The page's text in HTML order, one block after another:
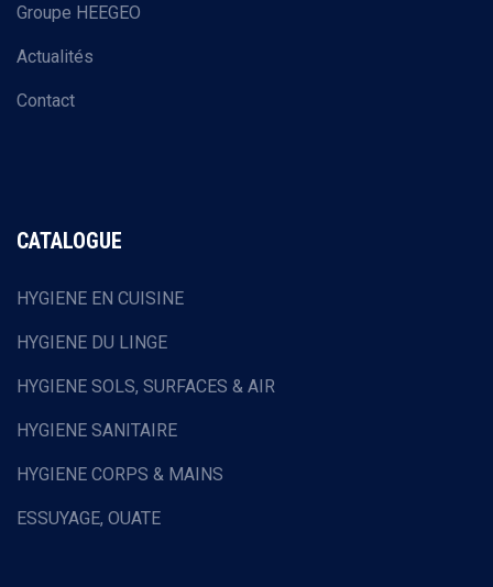
Groupe HEEGEO
Actualités
Contact
CATALOGUE
HYGIENE EN CUISINE
HYGIENE DU LINGE
HYGIENE SOLS, SURFACES & AIR
HYGIENE SANITAIRE
HYGIENE CORPS & MAINS
ESSUYAGE, OUATE